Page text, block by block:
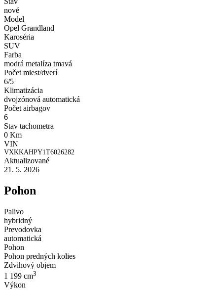
nové
Model
Opel Grandland
Karoséria
SUV
Farba
modrá metalíza tmavá
Počet miest/dverí
6/5
Klimatizácia
dvojzónová automatická
Počet airbagov
6
Stav tachometra
0 Km
VIN
VXKKAHPY1T6026282
Aktualizované
21. 5. 2026
Pohon
Palivo
hybridný
Prevodovka
automatická
Pohon
Pohon predných kolies
Zdvihový objem
1 199 cm3
Výkon